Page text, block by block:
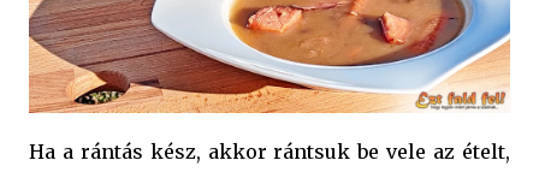
Ha a rántás kész, akkor rántsuk be vele az ételt,